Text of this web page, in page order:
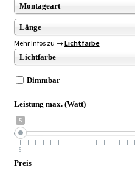
Montageart
Länge
Mehr Infos zu → Lichtfarbe
Lichtfarbe
Dimmbar
Leistung max. (Watt)
5
5
Preis